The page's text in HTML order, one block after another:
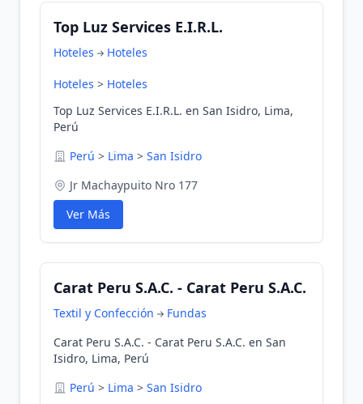
Top Luz Services E.I.R.L.
Hoteles Hoteles
Hoteles > Hoteles
Top Luz Services E.I.R.L. en San Isidro, Lima,
Perú
Perú > Lima > San Isidro
Jr Machaypuito Nro 177
Ver Más
Carat Peru S.A.C. - Carat Peru S.A.C.
Textil y Confección
Fundas
Carat Peru S.A.C. - Carat Peru S.A.C. en San
Isidro, Lima, Perú
Perú > Lima > San Isidro